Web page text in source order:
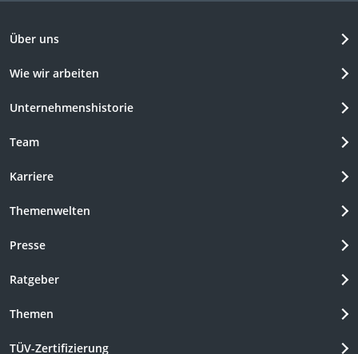
Über uns
Wie wir arbeiten
Unternehmenshistorie
Team
Karriere
Themenwelten
Presse
Ratgeber
Themen
TÜV-Zertifizierung